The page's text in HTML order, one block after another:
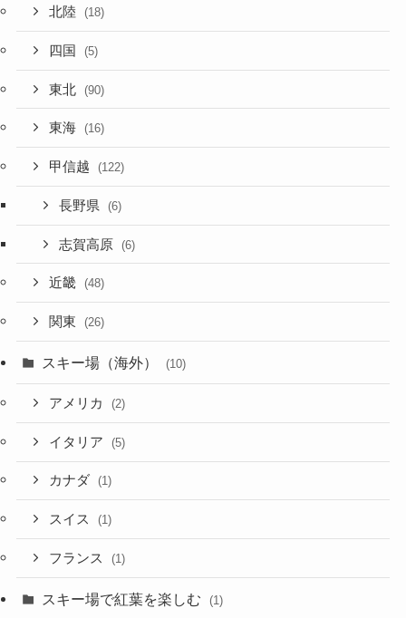
北陸 (18)
四国 (5)
東北 (90)
東海 (16)
甲信越 (122)
長野県 (6)
志賀高原 (6)
近畿 (48)
関東 (26)
スキー場（海外） (10)
アメリカ (2)
イタリア (5)
カナダ (1)
スイス (1)
フランス (1)
スキー場で紅葉を楽しむ (1)